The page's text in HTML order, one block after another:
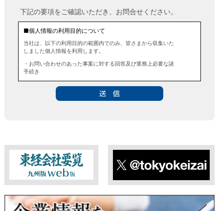
下記の要項をご確認いただき、お問合せください。
■個人情報の利用目的について
当社は、以下の利用目的の範囲内でのみ、皆さまから収集いた
しました個人情報を利用します。
・お問い合わせのあった事案に対する回答及び業務上必要な諸
手続き
■個人情報の第三者提供について
■ 個人情報提供の任意性及び留意点
個人情報のご提供は任意ですが、必要な個人情報をご提供いた
だけなかった場合は、上記利用目的を達成できない場合があり
ますのでご了承ください。
当社は、本人が自己の個人情報について、通知・開示・訂正・
東経会社要覧web版 X